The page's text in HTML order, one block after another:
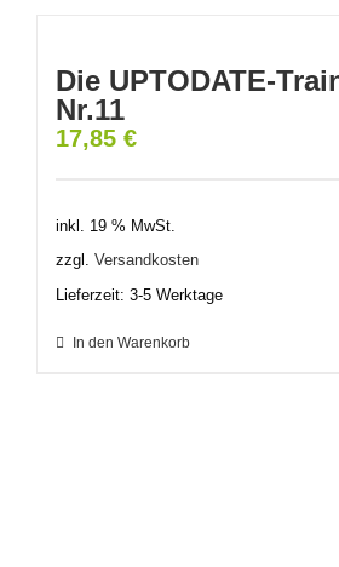
Die UPTODATE-
Nr.11
17,85 €
inkl. 19 % MwSt.
zzgl. Versandkosten
Lieferzeit: 3-5 Werktage
In den Warenkorb